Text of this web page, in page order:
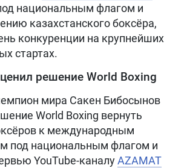
национальным флагом и
казахстанского боксёра,
конкуренции на крупнейших
стартах.
решение World Boxing
мира Сакен Бибосынов
World Boxing вернуть
к международным
под национальным флагом и
YouTube-каналуAZAMAT